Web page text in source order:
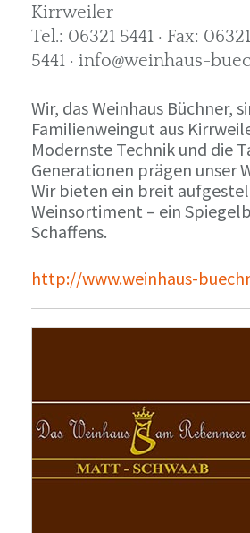
Kirrweiler
Tel.: 06321 5441 · Fax: 06321
5441 · info@weinhaus-
Wir, das Weinhaus Büchner,
Familienweingut aus
Modernste Technik und die
Generationen prägen unser
Wir bieten ein breit
Weinsortiment – ein
Schaffens.
http://www.weinhaus-